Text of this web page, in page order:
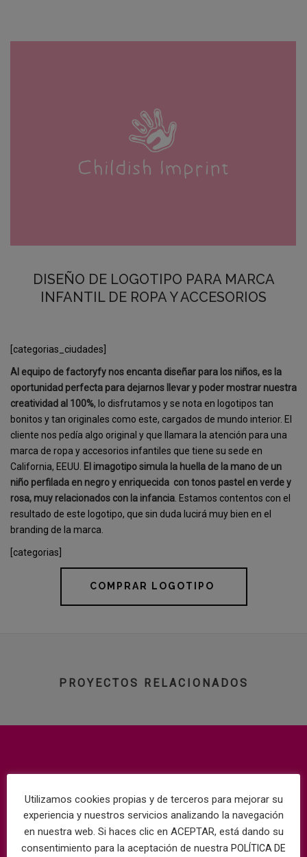
DISEÑO DE LOGOTIPO PARA MARCA
INFANTIL DE ROPA Y ACCESORIOS
[categorias_ciudades]
Al equipo de factoryfy nos encanta diseñar para los niños, es la
oportunidad perfecta para dejarnos llevar y poder mostrar nuestra
creatividad al 100%, lo disfrutamos y se nota en logotipos tan
bonitos y tan originales como este, cargados de mundo interior. El
cliente nos pedía algo original y que llamara la atención para una
marca de ropa y accesorios infantiles que tiene su sede en
California, EEUU. El imagotipo simula la huella de la mano de un
niño perfilada en negro y enriquecida con tonos pastel en verde y
rosa, muy relacionados con la infancia . Estamos contentos con el
resultado de este logotipo, que sin duda lucirá muy bien en el
branding de la marca.
[categorias]
COMPRAR LOGOTIPO
PROYECTOS RELACIONADOS
Utilizamos cookies propias y de terceros para mejorar su
experiencia y nuestros servicios analizando la navegación
en nuestra web. Si haces clic en ACEPTAR, está dando su
consentimiento para la aceptación de nuestra POLÍTICA DE